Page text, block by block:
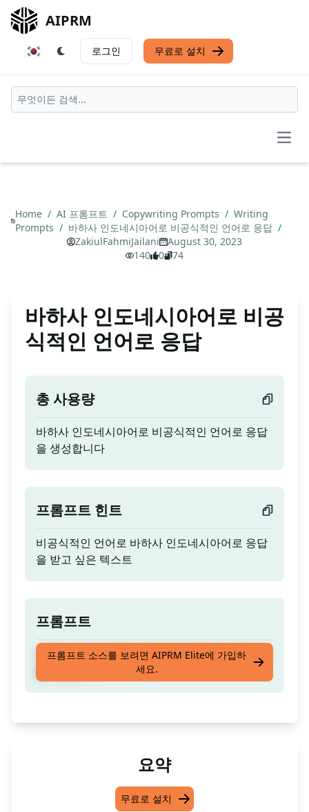
AIPRM
로그인 무료로 설치
Home / AI 프롬프트 / Copywriting Prompts / Writing
Prompts / 바하사 인도네시아어로 비공식적인 언어로 응답 /
ZakiulFahmiJailani
August 30, 2023
140
0 74
바하사 인도네시아어로 비공
식적인 언어로 응답
총 사용량
바하사 인도네시아어로 비공식적인 언어로 응답
을 생성합니다
프롬프트 힌트
비공식적인 언어로 바하사 인도네시아어로 응답
을 받고 싶은 텍스트
프롬프트
바하사 인도네시아어로 비공식적인 언어로 응답
프롬프트 소스를 보려면 AIPRM Elite에 가입하
세요.
요약
무료로 설치